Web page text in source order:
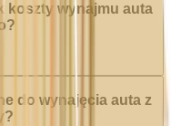
koszty wynajmu auta
do wynajęcia auta z